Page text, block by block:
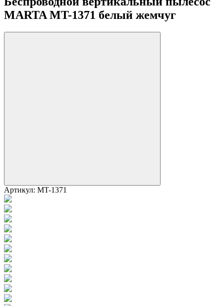
MARTA MT-1371 белый жемчуг
Артикул: MT-1371